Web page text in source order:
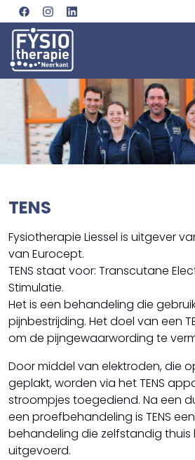
HOME
OVER ONS
SPECIALISATIES
Fysiotherapie (aan
Manuele
Fasciatherapie
Parkinson
Revalidatie
Shockwave
Sporten onder
TENS
Valpreventie
TEAM
Joost Bukkems
LOCATIE
TENS
Fysiotherapie Liessel is uitgever
van Eurocept.
TENS staat voor: Transcutane
Stimulatie.
Het is een behandeling die
pijnbestrijding. Het doel van een
om de pijngewaarwording te
Door middel van elektroden, die
geplakt, worden via het TENS
stroompjes toegediend. Na een
een proefbehandeling is TENS
behandeling die zelfstandig thuis
uitgevoerd.